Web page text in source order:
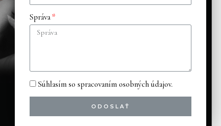
Správa
Súhlasím so spracovaním osobných údajov.
ODOSLAŤ